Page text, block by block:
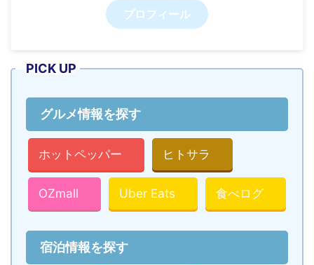
プロフィール
PICK UP
グルメ情報を探す
ホットペッパー ヒトサラ
OZmall Uber Eats 食べログ
宿泊情報を探す